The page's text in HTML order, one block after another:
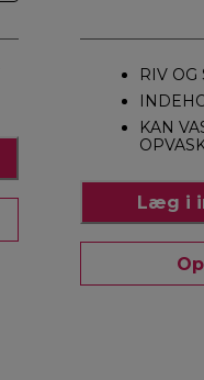
RIV OG
KAN
Læg i